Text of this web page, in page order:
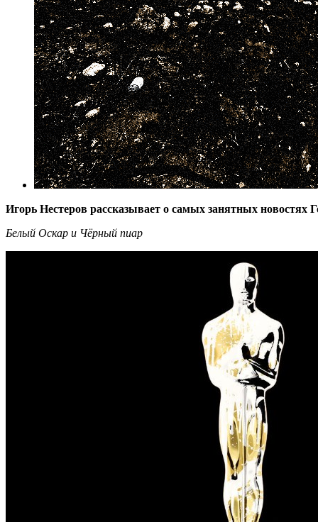
Игорь Нестеров рассказывает о самых занятных новостях
Белый Оскар и Чёрный пиар